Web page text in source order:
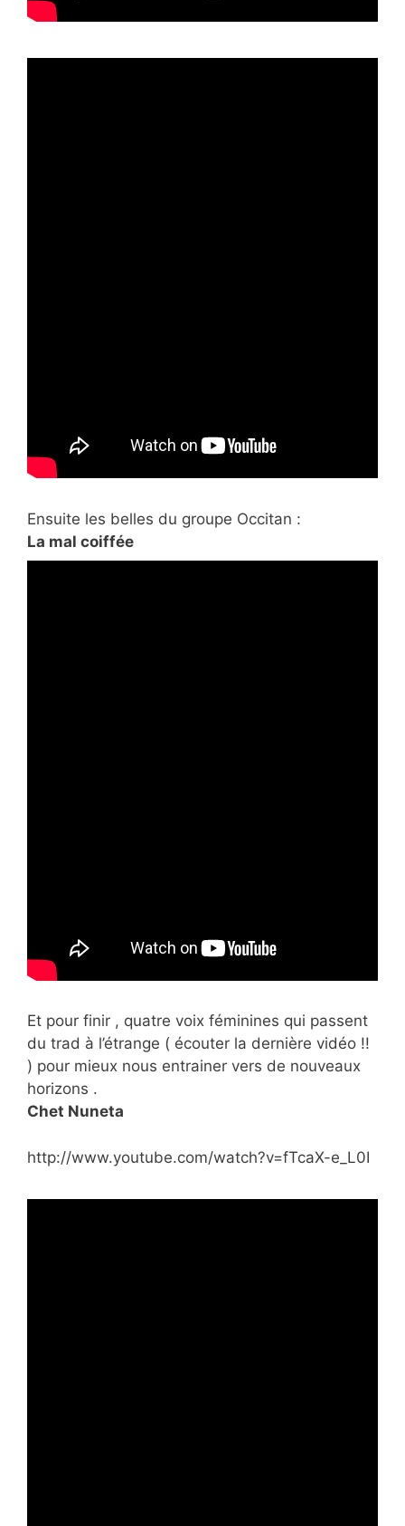
Ensuite les belles du groupe Occitan :
La mal coiffée
Et pour finir , quatre voix féminines qui passent
du trad à l’étrange ( écouter la dernière vidéo !!
) pour mieux nous entrainer vers de nouveaux
horizons .
Chet Nuneta
http://www.youtube.com/watch?v=fTcaX-e_L0I